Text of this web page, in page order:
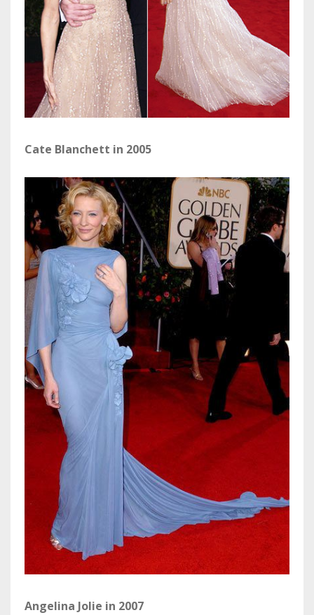
Cate Blanchett in 2005
Angelina Jolie in 2007